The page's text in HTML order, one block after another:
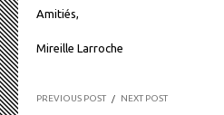
Amitiés,
Mireille Larroche
PREVIOUS POST / NEXT POST